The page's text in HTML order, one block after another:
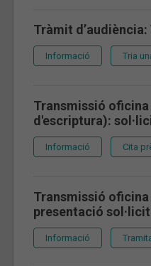
Tràmit
Informació Tria
Transmissió
d'escriptura):
Informació Cita
Transmissió
presentació
Informació